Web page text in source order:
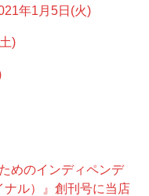
年1月5日(火)
)
めのインディペンデ
ル）』創刊号に当店